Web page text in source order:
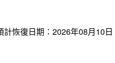
恢復日期：2026年08月10日